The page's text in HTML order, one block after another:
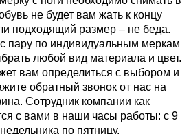
не будет вам жать к концу
подходящий размер – не беда.
пару по индивидуальным меркам
любой вид материала и цвет.
вам определиться с выбором и
обратный звонок от нас на
Сотрудник компании как
с вами в наши часы работы: с 9
по пятницу.